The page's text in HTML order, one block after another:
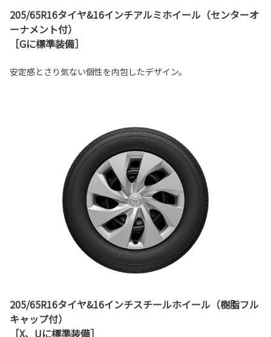
205/65R16タイヤ&16インチアルミホイール（センターオ
ーナメント付）
［Gに標準装備］
安定感とさり気ない個性を内包したデザイン。
205/65R16タイヤ&16インチスチールホイール（樹脂フル
キャップ付）
［X、Uに標準装備］